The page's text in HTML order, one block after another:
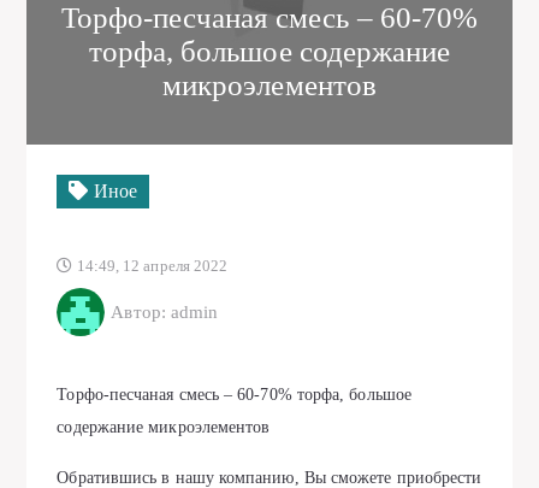
Торфо-песчаная смесь – 60-70%
торфа, большое содержание
микроэлементов
Иное
14:49, 12 апреля 2022
Автор: admin
Торфо-песчаная смесь – 60-70% торфа, большое
содержание микроэлементов
Обратившись в нашу компанию, Вы сможете приобрести